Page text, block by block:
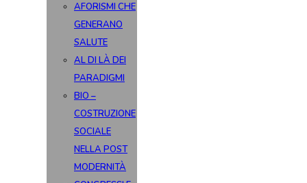
AFORISMI CHE
GENERANO
SALUTE
AL DI LÀ DEI
PARADIGMI
BIO –
COSTRUZIONE
SOCIALE
NELLA POST
MODERNITÀ